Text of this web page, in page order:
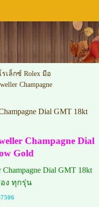
เล็กซ์ Rolex มือ
Champagne
Dial GMT 18kt
Champagne Dial
Gold
Dial GMT 18kt
อง ทุกรุ่น